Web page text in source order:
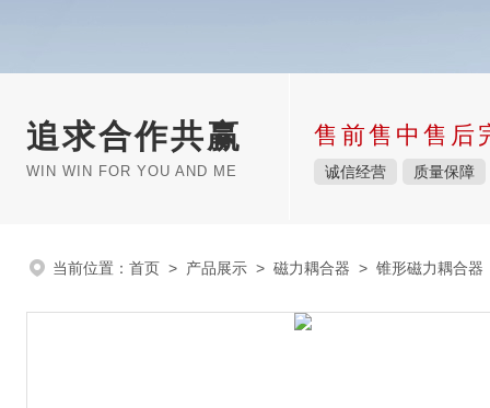
追求合作共赢
WIN WIN FOR YOU AND ME
售前售中售后
诚信经营 质量保障
当前位置： 首页 > 产品展示 > 磁力耦合器 > 锥形磁力耦合器